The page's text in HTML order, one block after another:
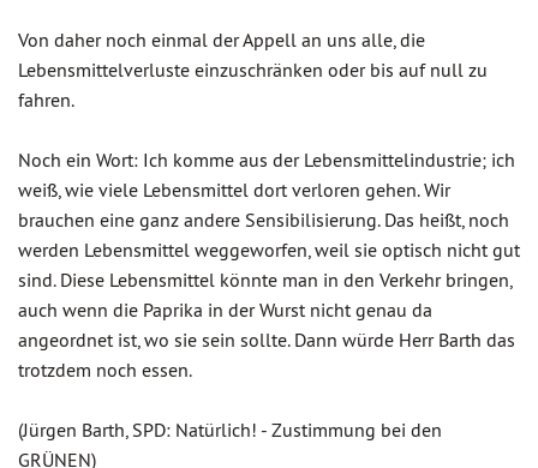
Von daher noch einmal der Appell an uns alle, die
Lebensmittelverluste einzuschränken oder bis auf null zu
fahren.
Noch ein Wort: Ich komme aus der Lebensmittelindustrie; ich
weiß, wie viele Lebensmittel dort verloren gehen. Wir
brauchen eine ganz andere Sensibilisierung. Das heißt, noch
werden Lebensmittel weggeworfen, weil sie optisch nicht gut
sind. Diese Lebensmittel könnte man in den Verkehr bringen,
auch wenn die Paprika in der Wurst nicht genau da
angeordnet ist, wo sie sein sollte. Dann würde Herr Barth das
trotzdem noch essen.
(Jürgen Barth, SPD: Natürlich! - Zustimmung bei den
GRÜNEN)